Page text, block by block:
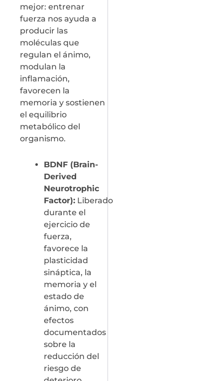
mejor: entrenar
fuerza nos ayuda a
producir las
moléculas que
regulan el ánimo,
modulan la
inflamación,
favorecen la
memoria y sostienen
el equilibrio
metabólico del
organismo.
BDNF (Brain-
Derived
Neurotrophic
Factor):Liberado
durante el
ejercicio de
fuerza,
favorece la
plasticidad
sináptica, la
memoria y el
estado de
ánimo, con
efectos
documentados
sobre la
reducción del
riesgo de